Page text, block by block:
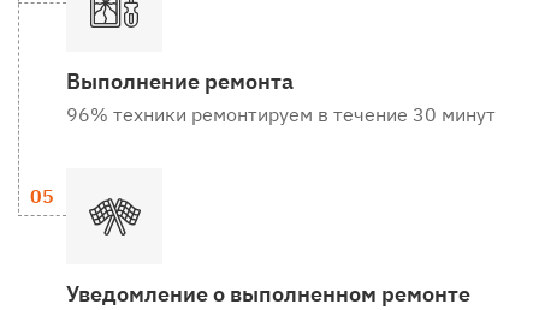
Выполнение ремонта
96% техники ремонтируем в течение 30 минут
Уведомление о выполненном ремонте